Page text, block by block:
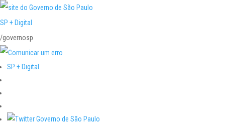
SP + Digital
/governosp
SP + Digital